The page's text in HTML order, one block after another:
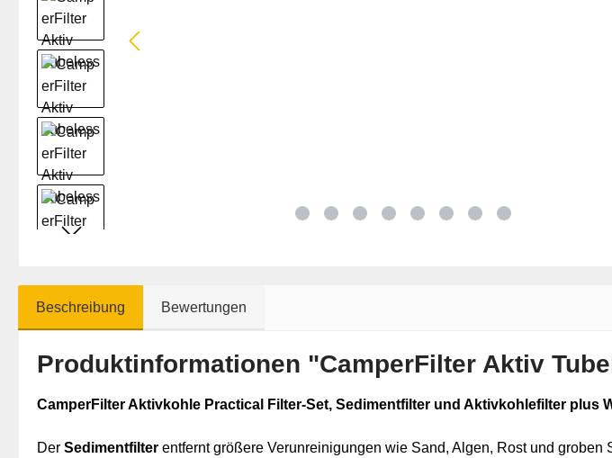
Beschreibung Bewertungen
Produktinformationen "CamperFilter Aktiv
CamperFilter Aktivkohle Practical Filter-Set, Sedimentfilter und Aktivkohlefilter plus
Der Sedimentfilter entfernt größere Verunreinigungen wie Sand, Algen, Rost und groben